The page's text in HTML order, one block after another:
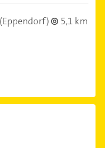
(Eppendorf)
5,1 km